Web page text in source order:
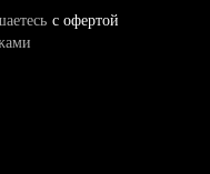
с офертой